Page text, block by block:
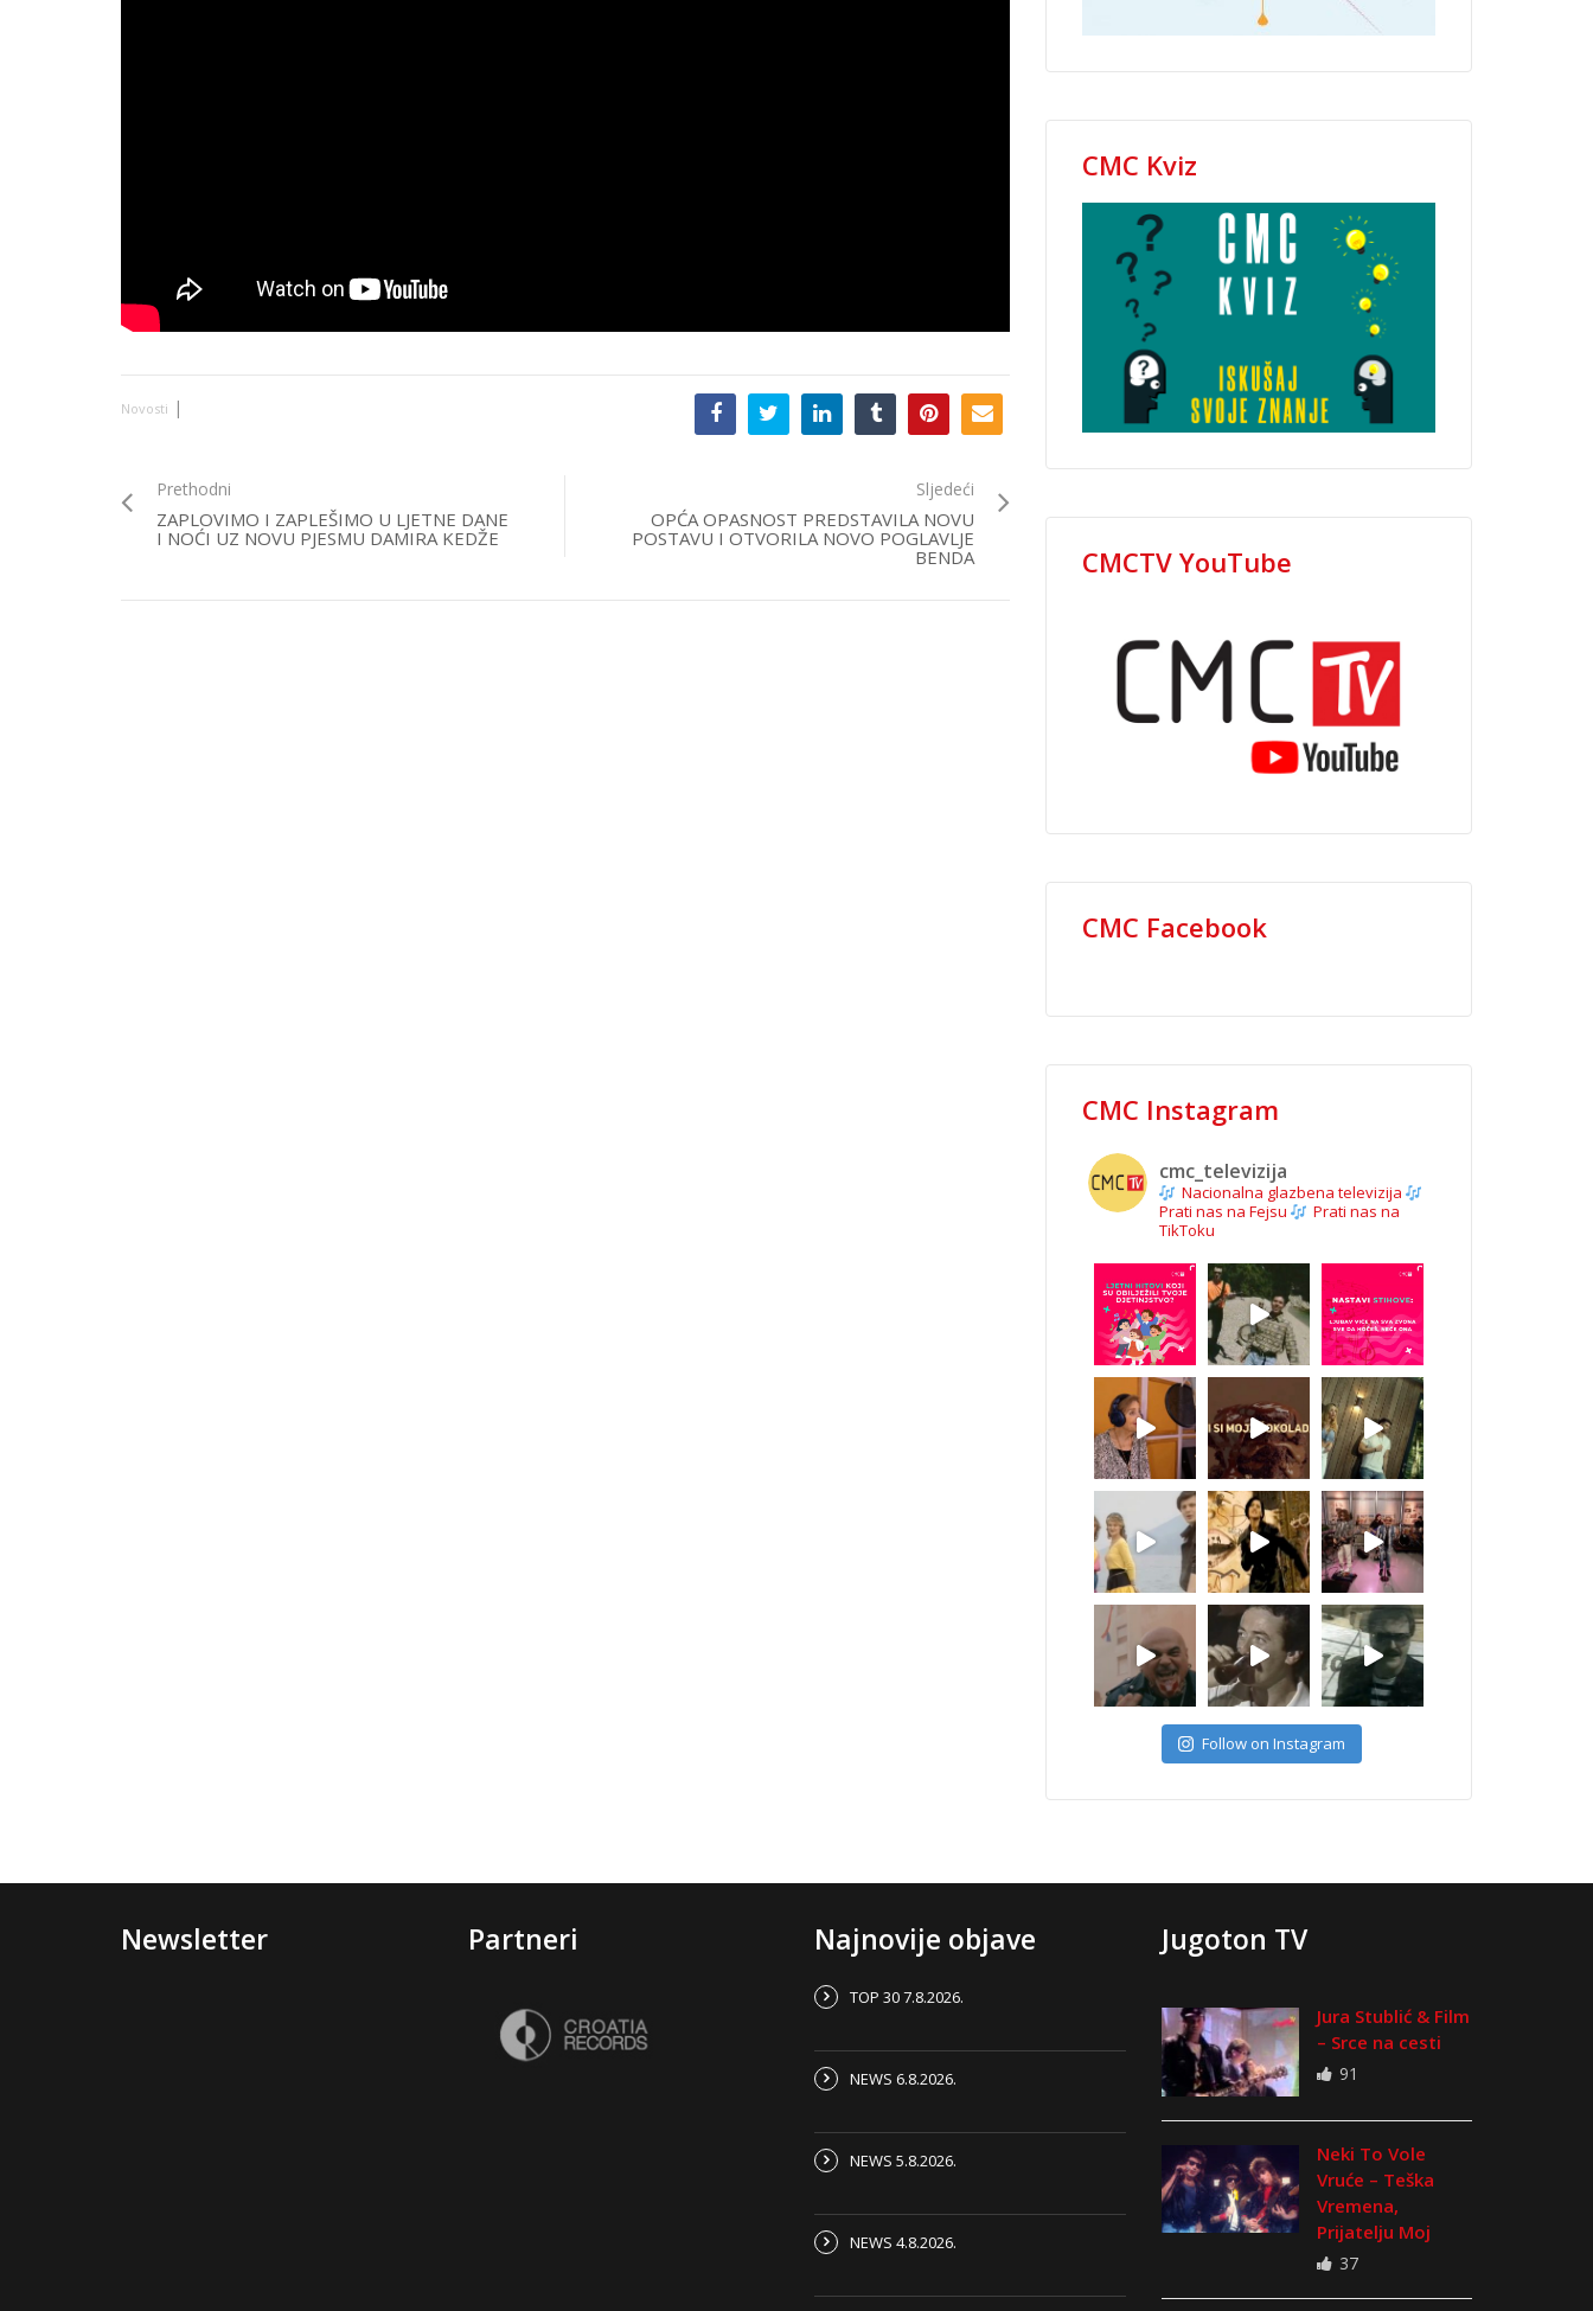
Novosti |
Prethodni
ZAPLOVIMO I ZAPLEŠIMO U LJETNE DANE
I NOĆI UZ NOVU PJESMU DAMIRA KEDŽE
Sljedeći
OPĆA OPASNOST PREDSTAVILA NOVU
POSTAVU I OTVORILA NOVO POGLAVLJE
BENDA
CMC Kviz
CMCTV YouTube
CMC Facebook
CMC Instagram
cmc_televizija
Nacionalna glazbena televizija
Prati nas na Fejsu
Prati nas na
TikToku
Follow on Instagram
Newsletter Partneri Najnovije objave
TOP 30 7.8.2026.
NEWS 6.8.2026.
NEWS 5.8.2026.
NEWS 4.8.2026.
Jugoton TV
Jura Stublić & Film
– Srce na cesti
91
Neki To Vole
Vruće – Teška
Vremena,
Prijatelju Moj
37